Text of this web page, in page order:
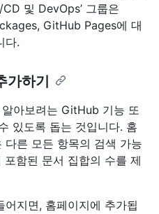
및 DevOps’ 그룹은
GitHub Pages에 대
다.
가하기
아보려는 GitHub 기능 또
있도록 돕는 것입니다. 홈
른 모든 항목의 검색 가능
함된 문서 집합의 수를 제
지면, 홈페이지에 추가됩